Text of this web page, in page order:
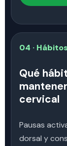
04 ·
Qué
cervical
Pausas
dorsal y